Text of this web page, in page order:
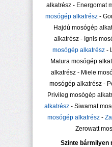
alkatrész - Energomat
mosógép alkatrész -
Hajdú mosógép
alkatrész - Ignis
mosógép alkatrész -
Matura mosógép
alkatrész - Miele
mosógép alkatrész -
Privileg mosógép
alkatrész - Siwamat
mosógép alkatrész -
Zerowatt
Szinte bármilyen